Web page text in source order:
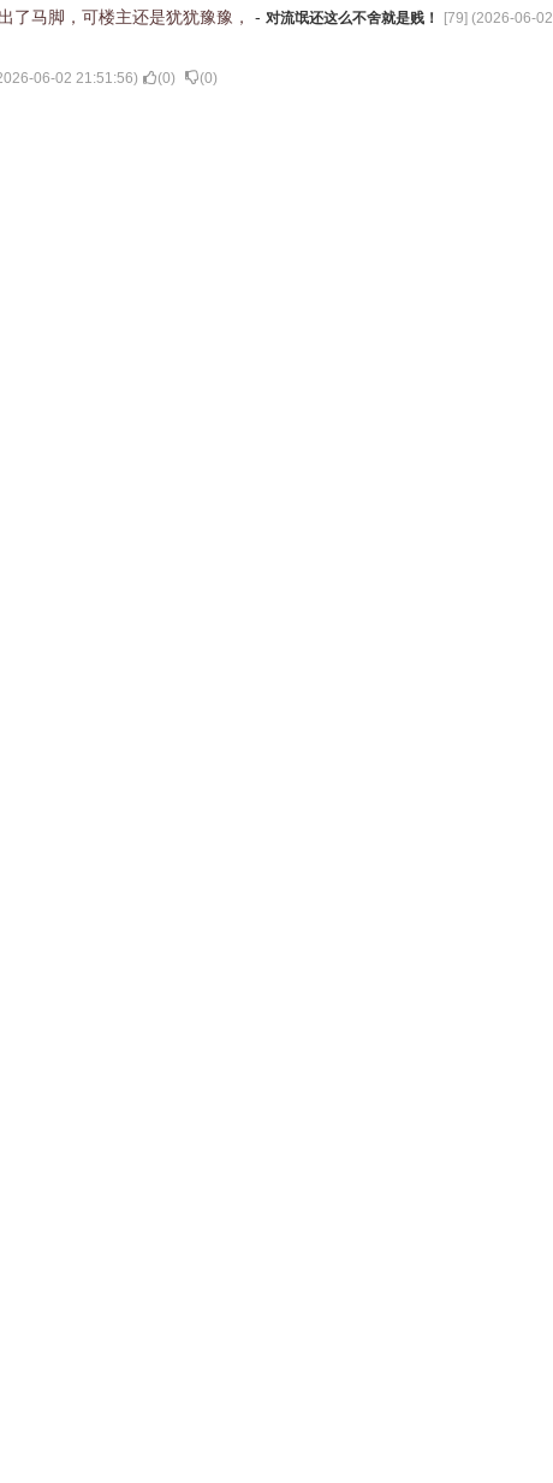
了马脚，可楼主还是犹犹豫豫， - 对流氓还这么不舍就是贱！ [79] (2026-06-02
06-02 21:51:56) (0) (0)